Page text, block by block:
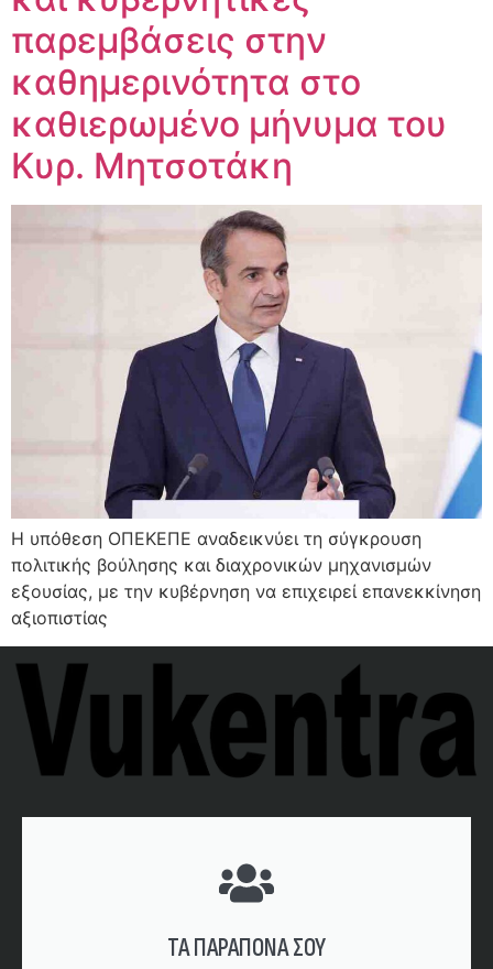
παρεμβάσεις στην
καθημερινότητα στο
καθιερωμένο μήνυμα του
Κυρ. Μητσοτάκη
Η υπόθεση ΟΠΕΚΕΠΕ αναδεικνύει τη σύγκρουση
πολιτικής βούλησης και διαχρονικών μηχανισμών
εξουσίας, με την κυβέρνηση να επιχειρεί επανεκκίνηση
αξιοπιστίας
ΤΑ ΠΑΡΑΠΟΝΑ ΣΟΥ